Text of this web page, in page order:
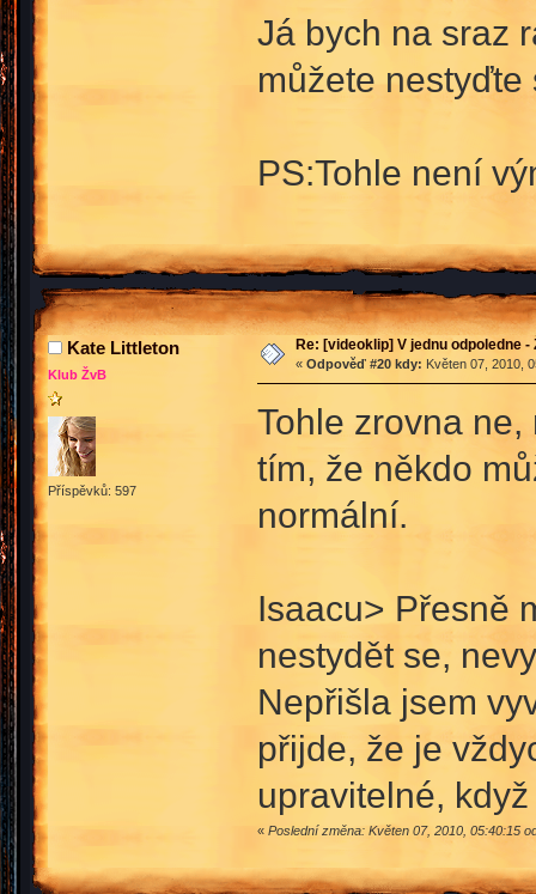
Já bych na sraz
můžete
PS:Tohle není
Kate Littleton
Klub ŽvB
Příspěvků: 597
Re: [videoklip] V jednu odpoledne
« Odpověď #20 kdy: Květen 07, 2010,
Tohle zrovna
tím, že někdo
normální.
Isaacu> Přesně
nestydět se,
Nepřišla jsem
přijde, že je
upravitelné,
« Poslední změna: Květen 07, 2010, 05:40:15